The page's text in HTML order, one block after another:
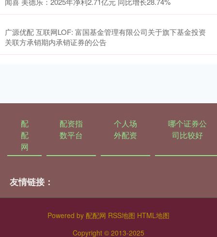
广源优配 互联网LOF: 富国基金管理有限公司关于旗下基金投资
关联方承销期内承销证券的公告
配
配
网
配资指
数平台
个人场
外配资
哪个证券公
司比较好
友情链接：
Powered by 配配网 RSS地图 HTML地图
Copyright © 2013-2025